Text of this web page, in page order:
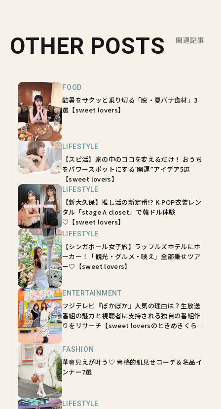
OTHER POSTS 関連記事
FOOD
酷暑をサクッと乗り切る「脱・夏バテ食材」3
選【sweet lovers】
LIFESTYLE
【スピ活】家の中のココを変えるだけ！ おうち
をパワースポットにする‟開運”アイデア5選
【sweet lovers】
LIFESTYLE
【新大久保】推し活の新定番!? K-POP衣装レン
タル「stage A closet」で韓ドル体験
♡【sweet lovers】
LIFESTYLE
【シンガポール女子旅】ラッフルズホテルにホ
ーカー！「観光・グルメ・映え」全部乗せツア
ー♡【sweet lovers】
ENTERTAINMENT
フジテレビ『ぽかぽか』人気の理由は？生放送
番組の魅力と視聴者に支持される独自の番組作
りをリサーチ【sweet loversのときめきくらぶ
FASHION
華奢見えが叶う♡ 骨格的肌見せコーデ＆名品イ
ンナー7選
LIFESTYLE